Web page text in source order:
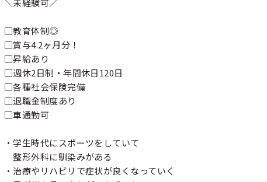
＼未経験可／
□教育体制◎
□賞与4.2ヶ月分！
□昇給あり
□週休2日制・年間休日120日
□各種社会保険完備
□退職金制度あり
□車通勤可
・学生時代にスポーツをしていて
整形外科に馴染みがある
・治療やリハビリで症状が良くなっていく